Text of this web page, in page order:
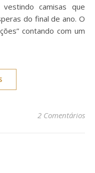
camisas que
do final de ano. O
contando com um
2 Comentários